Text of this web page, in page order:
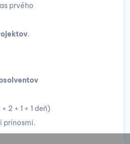
prvého
.
2 + 1 + 1 deň)
prínosmi.